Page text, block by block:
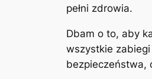
pełni zdrowia.
Dbam o to, aby
wszystkie
bezpieczeństwa,